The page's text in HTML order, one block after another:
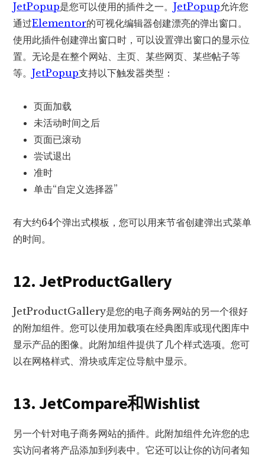
JetPopup是您可以使用的插件之一。JetPopup允许您
通过Elementor的可视化编辑器创建漂亮的弹出窗口。
使用此插件创建弹出窗口时，可以设置弹出窗口的显示位
置。无论是在整个网站、主页、某些网页、某些帖子等
等。JetPopup支持以下触发器类型：
页面加载
未活动时间之后
页面已滚动
尝试退出
准时
单击“自定义选择器”
有大约64个弹出式模板，您可以用来节省创建弹出式菜单
的时间。
12. JetProductGallery
JetProductGallery是您的电子商务网站的另一个很好
的附加组件。您可以使用加载项在经典图库或现代图库中
显示产品的图像。此附加组件提供了几个样式选项。您可
以在网格样式、滑块或库定位导航中显示。
13. JetCompare和Wishlist
另一个针对电子商务网站的插件。此附加组件允许您的忠
实访问者将产品添加到列表中。它还可以让你的访问者知